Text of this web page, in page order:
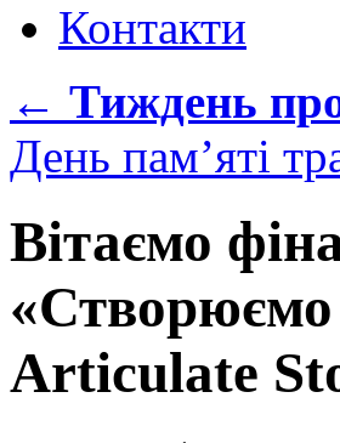
Контакти
← Тиждень
День пам’яті
Вітаємо
«Створюємо
Articulate